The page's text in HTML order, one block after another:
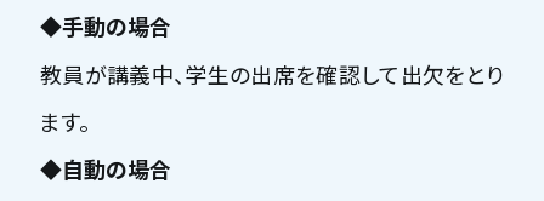
◆手動の場合
教員が講義中、学生の出席を確認して出欠をとり
ます。
◆自動の場合